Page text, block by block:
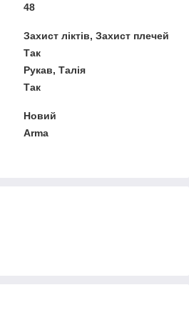
48
Захист ліктів, Захист плечей
Так
Рукав, Талія
Так
Новий
Arma